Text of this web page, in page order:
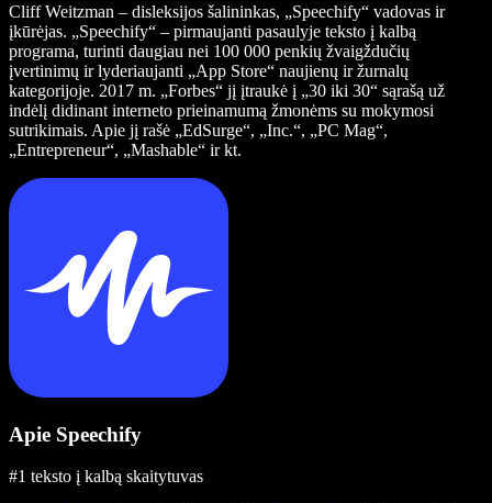
Cliff Weitzman – disleksijos šalininkas, „Speechify“ vadovas ir
įkūrėjas. „Speechify“ – pirmaujanti pasaulyje teksto į kalbą
programa, turinti daugiau nei 100 000 penkių žvaigždučių
įvertinimų ir lyderiaujanti „App Store“ naujienų ir žurnalų
kategorijoje. 2017 m. „Forbes“ jį įtraukė į „30 iki 30“ sąrašą už
indėlį didinant interneto prieinamumą žmonėms su mokymosi
sutrikimais. Apie jį rašė „EdSurge“, „Inc.“, „PC Mag“,
„Entrepreneur“, „Mashable“ ir kt.
Apie Speechify
#1 teksto į kalbą skaitytuvas